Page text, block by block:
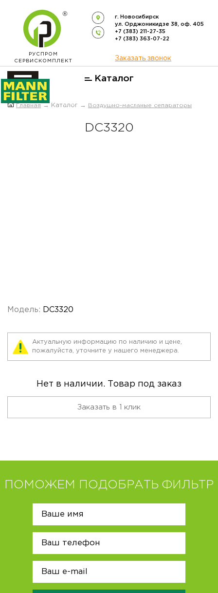
РУСПРОМ
СЕРВИСКОМПЛЕКТ
г. Новосибирск
ул. Орджоникидзе 38, оф. 405
+7 (383) 211-27-35
+7 (383) 363-07-22
Заказать звонок
Каталог
ОФИЦИАЛЬНЫЙ ДИСТРИБЬЮТОР
Главная → Каталог → Воздушно-масляные сепараторы
DC3320
Модель: DC3320
Актуальную информацию по наличию и цене,
пожалуйста, уточните у нашего менеджера.
Нет в наличии. Товар под заказ
Заказать в 1 клик
ПОМОЖЕМ ПОДОБРАТЬ ФИЛЬТР